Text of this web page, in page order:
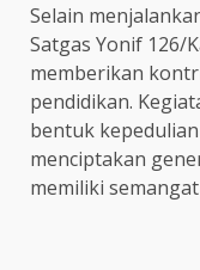
Selain
Satgas Yonif 126/
memberikan
pendidikan.
bentuk
menciptakan
memiliki